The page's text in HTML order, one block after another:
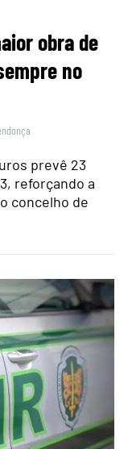
obra de
no
prevê 23
reforçando a
concelho de